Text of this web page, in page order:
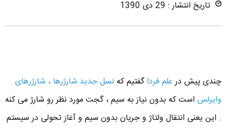
تاریخ انتشار : 29 دی 1390
چندی پیش درعلم فرداگفتیم که نسل جدید شارژرها ، شارژرهای
وایرلس است که بدون نیاز به سیم ، گجت مورد نظر رو شارژ می کنه
. این یعنی انتقال ولتاژ و جریان بدون سیم و آغاز تحولی در سیستم